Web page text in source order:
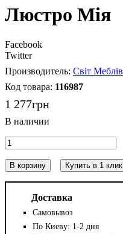
Люстро Мія
Facebook
Twitter
Світ Меблів
116987
1 277грн
В корзину Купить в 1 клик
Доставка
Самовывоз
По Киеву: 1-2 дня